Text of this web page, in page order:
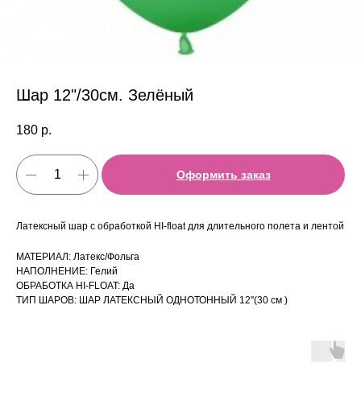
Шар 12"/30см. Зелёный
180 р.
Оформить заказ
Латексный шар с обработкой HI-float для длительного полета и лентой
МАТЕРИАЛ: Латекс/Фольга
НАПОЛНЕНИЕ: Гелий
ОБРАБОТКА HI-FLOAT: Да
ТИП ШАРОВ: ШАР ЛАТЕКСНЫЙ ОДНОТОННЫЙ 12''(30 см )